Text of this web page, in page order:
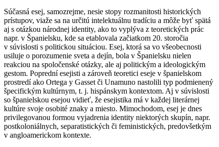
Súčasná esej, samozrejme, nesie stopy rozmanitosti historických
prístupov, viaže sa na určitú intelektuálnu tradíciu a môže byť spätá
aj s otázkou národnej identity, ako to vyplýva z teoretických prác
napr. v Španielsku, kde sa etablovala začiatkom 20. storočia
v súvislosti s politickou situáciou. Esej, ktorá sa vo všeobecnosti
usiluje o porozumenie sveta a dejín, bola v Španielsku nielen
reakciou na spoločenské otázky, ale aj politickým a ideologickým
gestom. Poprední esejisti a zároveň teoretici eseje v španielskom
prostredí ako Ortega y Gasset či Unamuno nastolili typ podmienený
špecifickým kultúrnym, t. j. hispánskym kontextom. Aj v súvislosti
so španielskou esejou vidieť, že esejistika má v každej literárnej
kultúre svoje osobité znaky a miesto. Mimochodom, esej je dnes
privilegovanou formou vyjadrenia identity niektorých skupín, napr.
postkoloniálnych, separatistických či feministických, predovšetkým
v angloamerickom kontexte.